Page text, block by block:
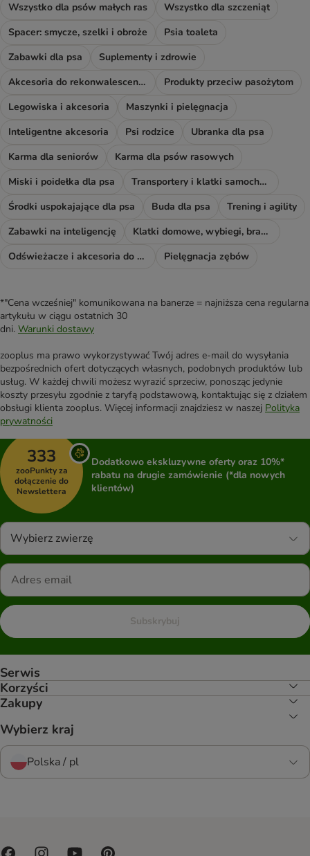
Wszystko dla psów małych ras
Wszystko dla szczeniąt
Spacer: smycze, szelki i obroże
Psia toaleta
Zabawki dla psa
Suplementy i zdrowie
Akcesoria do rekonwalescencji
Produkty przeciw pasożytom
Legowiska i akcesoria
Maszynki i pielęgnacja
Inteligentne akcesoria
Psi rodzice
Ubranka dla psa
Karma dla seniorów
Karma dla psów rasowych
Miski i poidełka dla psa
Transportery i klatki samochodowe
Środki uspokajające dla psa
Buda dla psa
Trening i agility
Zabawki na inteligencję
Klatki domowe, wybiegi, bramki i rampy
Odświeżacze i akcesoria do sprzątania
Pielęgnacja zębów
*"Cena wcześniej" komunikowana na banerze = najniższa cena regularna
artykułu w ciągu ostatnich 30
dni. Warunki dostawy
zooplus ma prawo wykorzystywać Twój adres e-mail do wysyłania
bezpośrednich ofert dotyczących własnych, podobnych produktów lub
usług. W każdej chwili możesz wyrazić sprzeciw, ponosząc jedynie
koszty przesyłu zgodnie z taryfą podstawową, kontaktując się z działem
obsługi klienta zooplus. Więcej informacji znajdziesz w naszej Polityka
prywatności
333
zooPunkty za
dołączenie do
Newslettera
Dodatkowo ekskluzywne oferty oraz 10%*
rabatu na drugie zamówienie (*dla nowych
klientów)
Wybierz zwierzę
Subskrybuj
Serwis
Korzyści
Zakupy
Wybierz kraj
Polska / pl